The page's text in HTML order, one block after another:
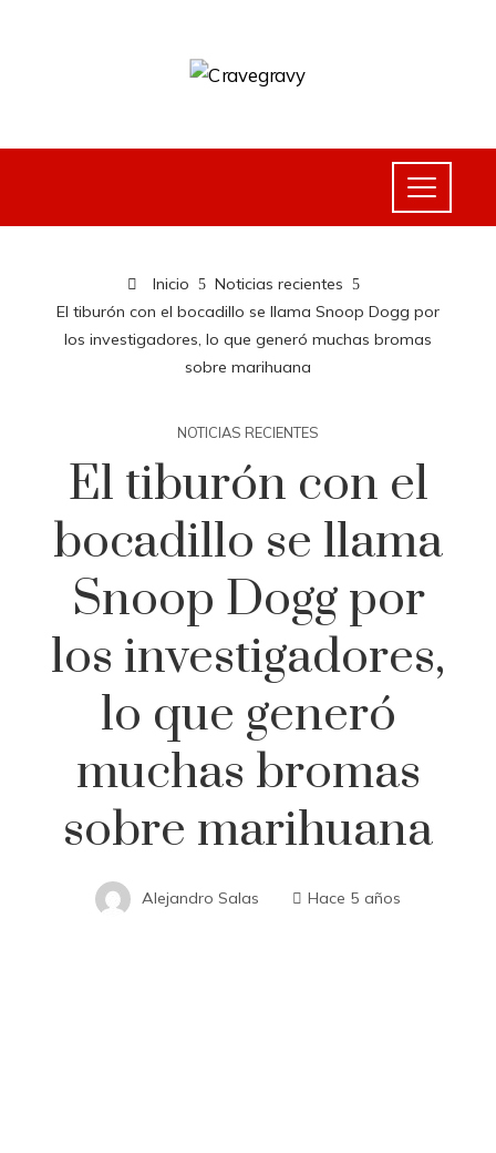
Inicio
Noticias recientes
El tiburón con el bocadillo se llama Snoop Dogg por
los investigadores, lo que generó muchas bromas
sobre marihuana
NOTICIAS RECIENTES
El tiburón con el
bocadillo se llama
Snoop Dogg por
los investigadores,
lo que generó
muchas bromas
sobre marihuana
Alejandro Salas Hace 5 años